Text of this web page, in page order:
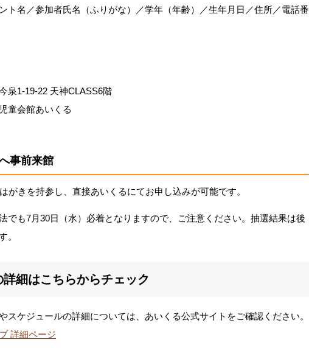
ト名／参加者氏名（ふりがな）／学年（年齢）／生年月日／住所／電話番
泉1-19-22 天神CLASS6階
童会館あいくる
事前来館
がきを持参し、直接あいくるにてお申し込みが可能です。
でも7月30日（水）必着となりますので、ご注意ください。抽選結果は後
。
詳細はこちらからチェック
スケジュールの詳細については、あいくる公式サイトをご確認ください。
詳細ページ